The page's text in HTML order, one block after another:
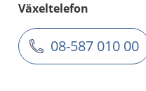
Växeltelefon
08-587 010 00